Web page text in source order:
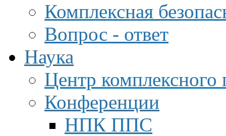
Комплексная
Вопрос - ответ
Наука
Центр
Конференции
НПК ППС